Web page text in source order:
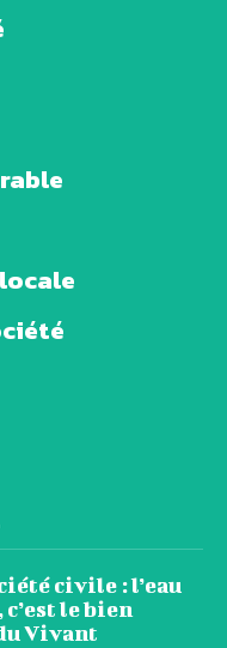
civile : l’eau
le bien
Vivant